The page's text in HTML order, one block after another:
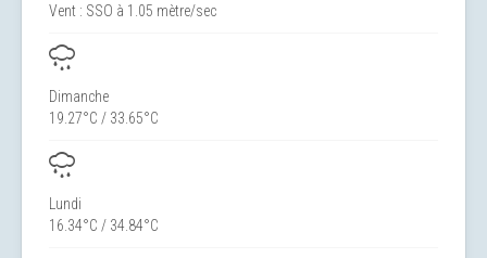
Vent : SSO à 1.05 mètre/sec
Dimanche
19.27°C / 33.65°C
Lundi
16.34°C / 34.84°C